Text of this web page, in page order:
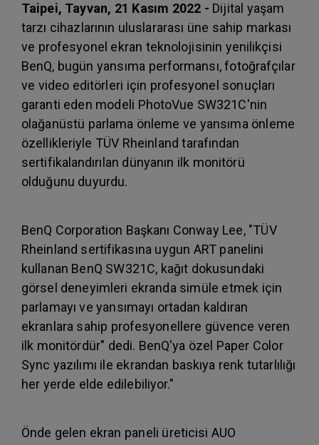
Taipei, Tayvan, 21 Kasım 2022 - Dijital yaşam
tarzı cihazlarının uluslararası üne sahip markası
ve profesyonel ekran teknolojisinin yenilikçisi
BenQ, bugün yansıma performansı, fotoğrafçılar
ve video editörleri için profesyonel sonuçları
garanti eden modeli PhotoVue SW321C'nin
olağanüstü parlama önleme ve yansıma önleme
özellikleriyle TÜV Rheinland tarafından
sertifikalandırılan dünyanın ilk monitörü
olduğunu duyurdu.
BenQ Corporation Başkanı Conway Lee, "TÜV
Rheinland sertifikasına uygun ART panelini
kullanan BenQ SW321C, kağıt dokusundaki
görsel deneyimleri ekranda simüle etmek için
parlamayı ve yansımayı ortadan kaldıran
ekranlara sahip profesyonellere güvence veren
ilk monitördür" dedi. BenQ'ya özel Paper Color
Sync yazılımı ile ekrandan baskıya renk tutarlılığı
her yerde elde edilebiliyor."
Önde gelen ekran paneli üreticisi AUO